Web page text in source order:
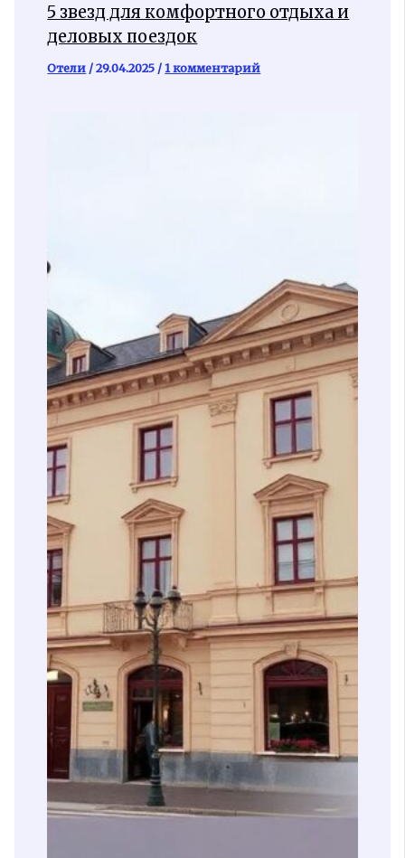
5 звезд для комфортного отдыха и
деловых поездок
Отели /29.04.2025 /1 комментарий